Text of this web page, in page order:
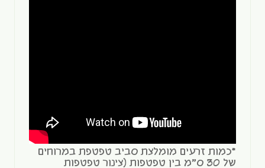
*כמות זרעים מומלצת סביב טפטפת במרוחים
של 30 ס"מ בין טפטפות (צינור טפטפות